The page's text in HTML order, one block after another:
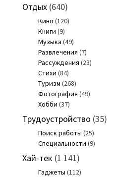
Отдых(640)
Кино (120)
Книги (9)
Музыка (49)
Развлечения (7)
Рассуждения (23)
Стихи (84)
Туризм (268)
Фотография (49)
Хобби (37)
Трудоустройство (35)
Поиск работы (25)
Специальности (9)
Хай-тек (1 141)
Гаджеты (112)